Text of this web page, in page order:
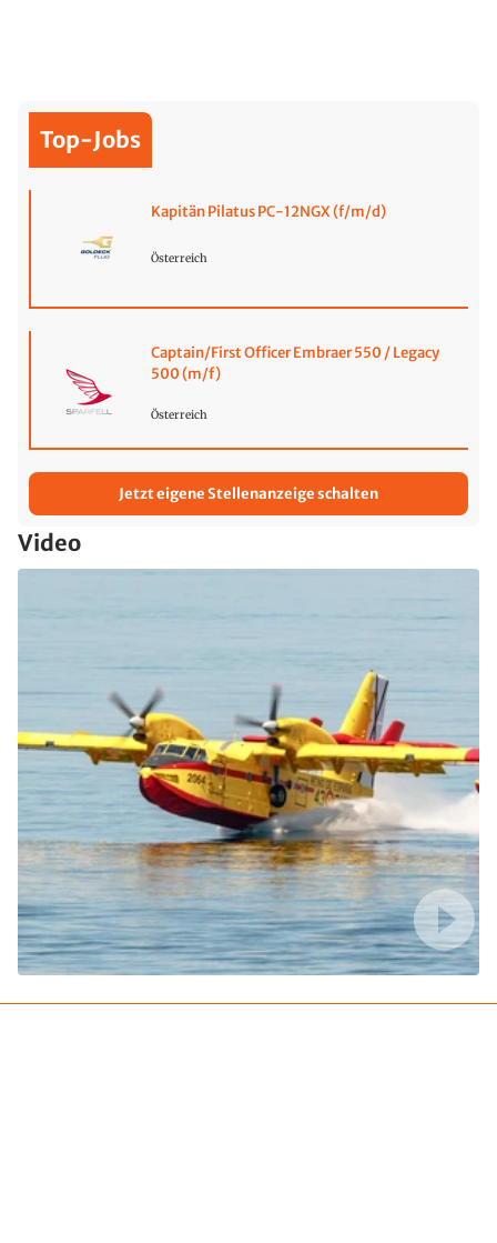
Top-Jobs
Kapitän Pilatus PC-12NGX (f/m/d)
Österreich
Captain/First Officer Embraer 550 / Legacy
500 (m/f)
Österreich
Jetzt eigene Stellenanzeige schalten
Video